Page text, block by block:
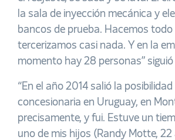
la sala de inyección mecánica y
bancos de prueba. Hacemos
tercerizamos casi nada. Y en la
momento hay 28 personas”
“En el año 2014 salió la
concesionaria en Uruguay, en
precisamente, y fui. Estuve un
uno de mis hijos (Randy Motte, 22